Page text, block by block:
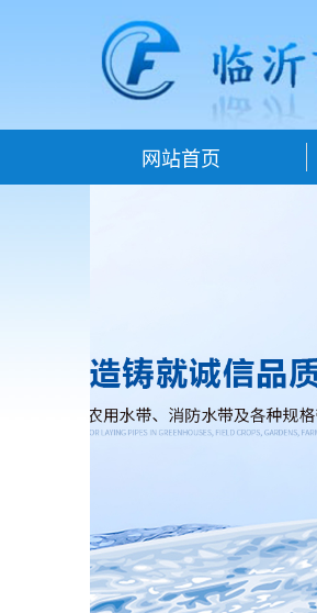
网站首页